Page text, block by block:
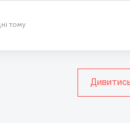
тому
Дивитись